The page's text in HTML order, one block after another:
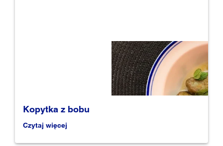
Kopytka z bobu
Czytaj więcej